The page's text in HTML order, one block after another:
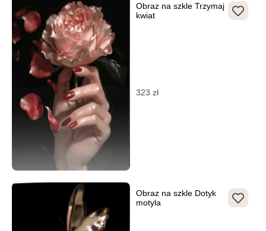
Obraz na szkle Trzymaj
kwiat
323 zł
Obraz na szkle Dotyk
motyla